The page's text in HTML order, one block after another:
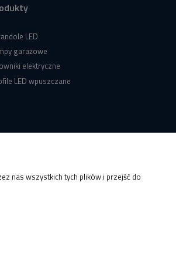
LED
garażowe
elektryczne
LED wpuszczane
nas wszystkich tych plików i przejść do